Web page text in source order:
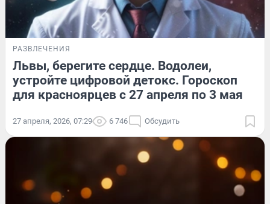
РАЗВЛЕЧЕНИЯ
Львы, берегите сердце. Водолеи,
устройте цифровой детокс. Гороскоп
для красноярцев с 27 апреля по 3 мая
27 апреля, 2026, 07:29 6 746 Обсудить